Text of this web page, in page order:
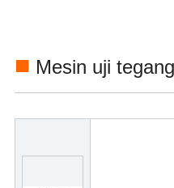
■ Mesin uji